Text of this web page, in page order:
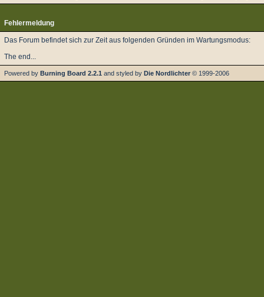
Fehlermeldung
Das Forum befindet sich zur Zeit aus folgenden Gründen im Wartungsmodus:
The end...
Powered by Burning Board 2.2.1 and styled by Die Nordlichter © 1999-2006